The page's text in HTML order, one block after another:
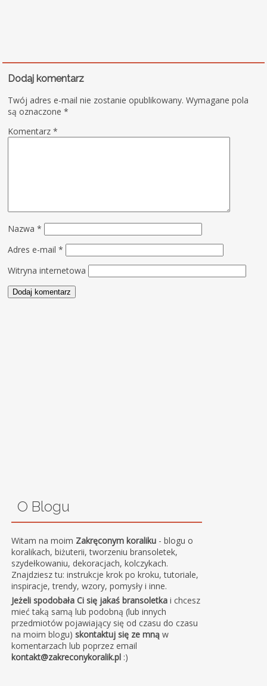
Dodaj komentarz
Twój adres e-mail nie zostanie opublikowany. Wymagane pola
są oznaczone*
Komentarz*
Nazwa*
Adres e-mail*
Witryna internetowa
O Blogu
Witam na moim Zakręconym koraliku - blogu o
koralikach, biżuterii, tworzeniu bransoletek,
szydełkowaniu, dekoracjach, kolczykach.
Znajdziesz tu: instrukcje krok po kroku, tutoriale,
inspiracje, trendy, wzory, pomysły i inne.
Jeżeli spodobała Ci się jakaś bransoletka i chcesz
mieć taką samą lub podobną (lub innych
przedmiotów pojawiający się od czasu do czasu
na moim blogu)skontaktuj się ze mną w
komentarzach lub poprzez email
kontakt@zakreconykoralik.pl :)